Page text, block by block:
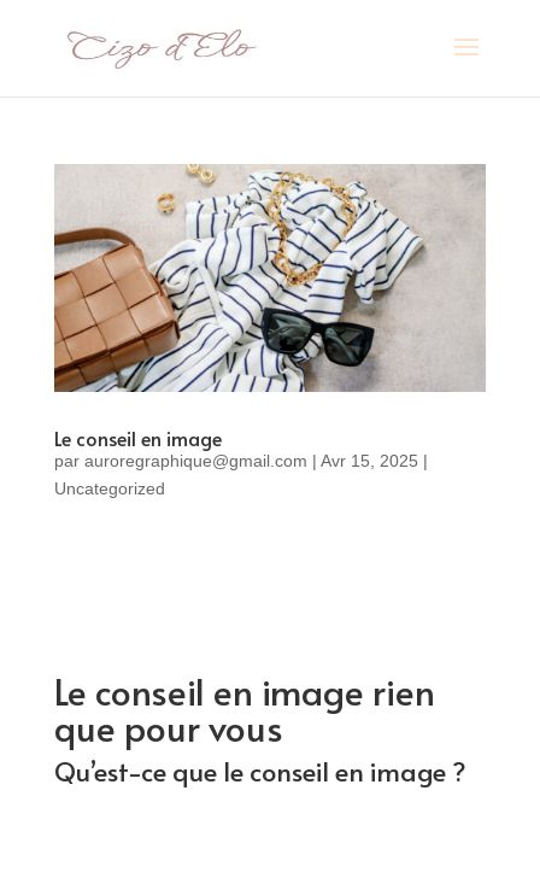
Le conseil en image
par auroregraphique@gmail.com | Avr 15, 2025 |
Uncategorized
Le conseil en image rien
que pour vous
Qu’est-ce que le conseil en image?